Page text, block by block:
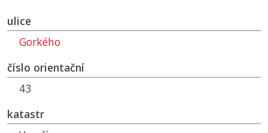
ulice
Gorkého
číslo orientační
43
katastr